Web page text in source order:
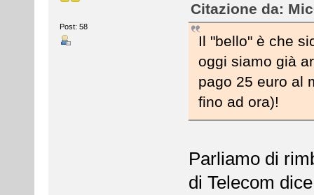
Post: 58
Citazione da:
Il "bello" è che
oggi siamo già
pago 25 euro al
fino ad ora)!
Parliamo di
di Telecom